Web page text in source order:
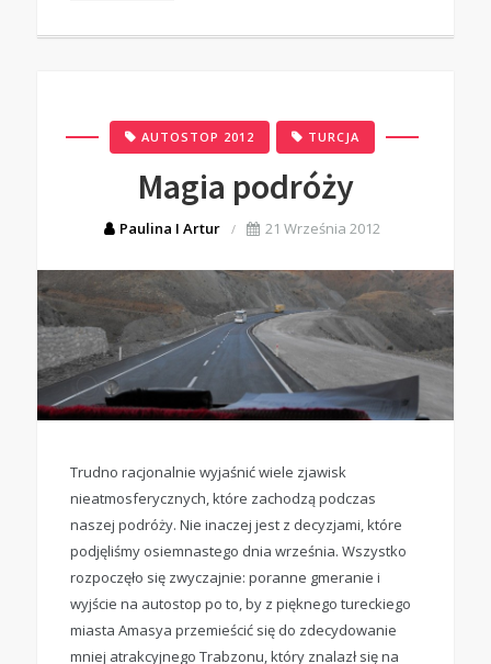
AUTOSTOP 2012 TURCJA
Magia podróży
Paulina I Artur 21 Września 2012
Trudno racjonalnie wyjaśnić wiele zjawisk
nieatmosferycznych, które zachodzą podczas
naszej podróży. Nie inaczej jest z decyzjami, które
podjęliśmy osiemnastego dnia września. Wszystko
rozpoczęło się zwyczajnie: poranne gmeranie i
wyjście na autostop po to, by z pięknego tureckiego
miasta Amasya przemieścić się do zdecydowanie
mniej atrakcyjnego Trabzonu, który znalazł się na